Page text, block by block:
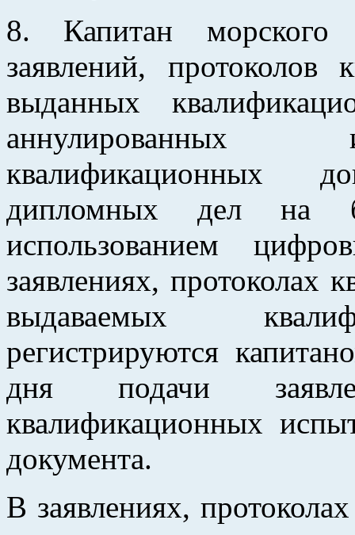
8. Капитан морского
заявлений, протоколов
выданных
аннулированных
квалификационных
дипломных дел на
использованием
заявлениях, протоколах
выдаваемых
регистрируются
дня подачи
квалификационных
документа.
В заявлениях,